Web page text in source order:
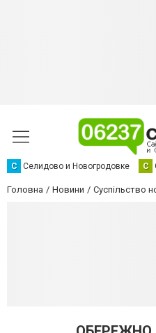
С Селидово и Новогродовке С
Головна Новини Суспільство